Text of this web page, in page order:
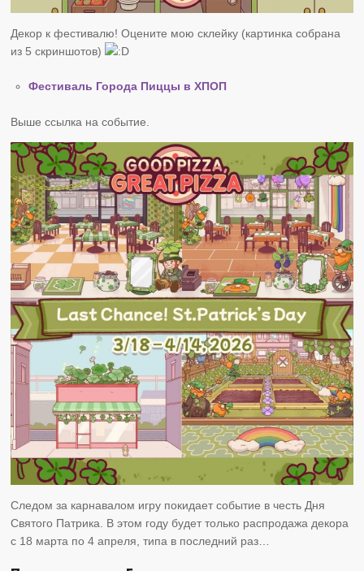
Декор к фестивалю! Оцените мою склейку (картинка собрана
из 5 скриншотов)
Фестиваль Города Пиццы в ХПОП
Выше ссылка на событие.
Следом за карнавалом игру покидает событие в честь Дня
Святого Патрика. В этом году будет только распродажа декора
с 18 марта по 4 апреля, типа в последний раз…